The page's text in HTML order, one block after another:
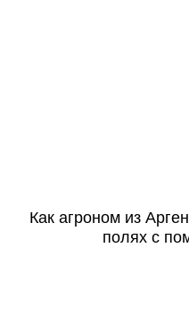
Как агроном из
полях с